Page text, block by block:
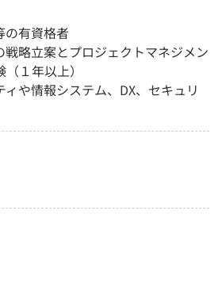
の有資格者
戦略立案とプロジェクトマネジメン
１年以上）
ィや情報システム、DX、セキュリ